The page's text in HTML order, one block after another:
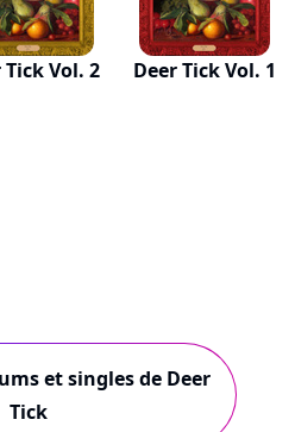
Tick Vol. 2 Deer Tick Vol. 1
et singles de Deer
Tick